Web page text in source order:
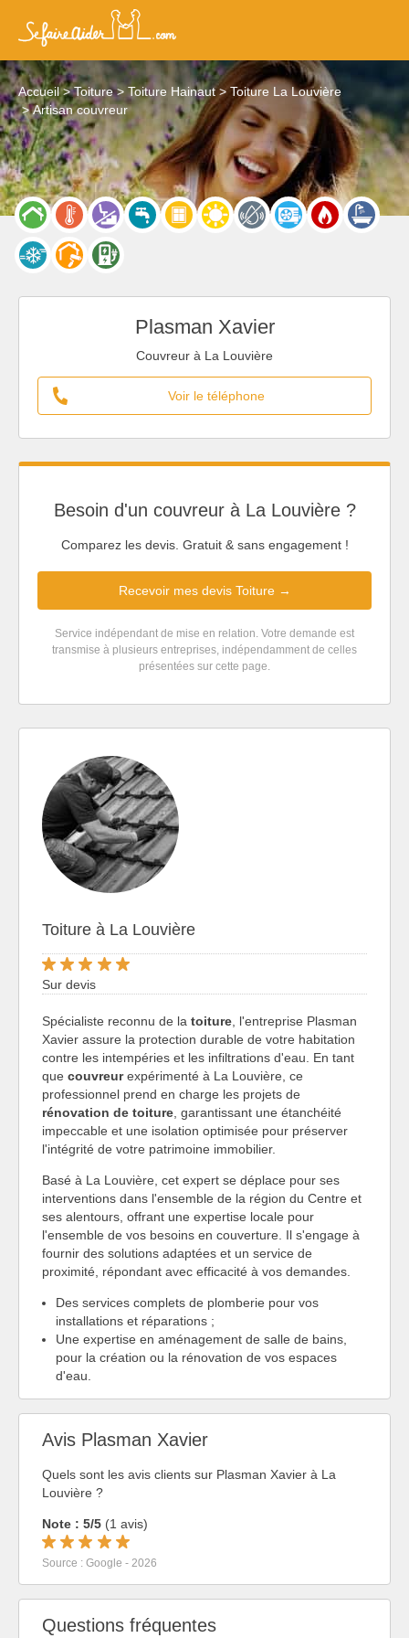
Accueil Toiture Toiture Hainaut
Toiture La Louvière
Artisan couvreur
Plasman Xavier
Couvreur à La Louvière
Voir le téléphone
Besoin d'un couvreur à La Louvière ?
Comparez les devis. Gratuit & sans engagement !
Recevoir mes devis Toiture →
Service indépendant de mise en relation. Votre demande est
transmise à plusieurs entreprises, indépendamment de celles
présentées sur cette page.
Toiture à La Louvière
Sur devis
Spécialiste reconnu de la toiture , l'entreprise Plasman
Xavier assure la protection durable de votre habitation
contre les intempéries et les infiltrations d'eau. En tant
que couvreurexpérimenté à La Louvière, ce
professionnel prend en charge les projets de
rénovation de toiture , garantissant une étanchéité
impeccable et une isolation optimisée pour préserver
l'intégrité de votre patrimoine immobilier.
Basé à La Louvière, cet expert se déplace pour ses
interventions dans l'ensemble de la région du Centre et
ses alentours, offrant une expertise locale pour
l'ensemble de vos besoins en couverture. Il s'engage à
fournir des solutions adaptées et un service de
proximité, répondant avec efficacité à vos demandes.
Des services complets de plomberie pour vos
installations et réparations ;
Une expertise en aménagement de salle de bains,
pour la création ou la rénovation de vos espaces
d'eau.
Avis Plasman Xavier
Quels sont les avis clients sur Plasman Xavier à La
Louvière ?
Note : 5/5 (1 avis)
Source : Google - 2026
Questions fréquentes